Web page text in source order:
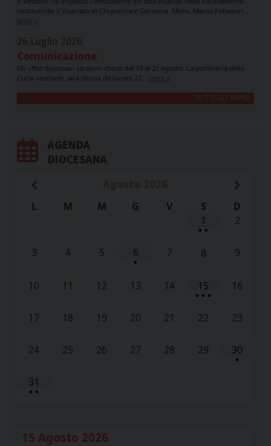
costituendo il Vicariato di Chiavenna e Gordona. Mons. Marco Folladori…
leggi »
26 Luglio 2026
Comunicazione
Gli uffici diocesani saranno chiusi dal 10 al 21 agosto. La portineria della
Curia vescovile sarà chiusa da lunedì 27… leggi »
TUTTI GLI AVVISI
AGENDA
DIOCESANA
L M M G V S
D
1
• •
2
3 4 5 6
•
7 8 9
10 11 12 13 14 15
• • •
16
17 18 19 20 21 22 23
24 25 26 27 28 29 30
•
31
• •
15 Agosto 2026